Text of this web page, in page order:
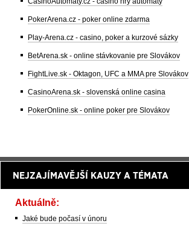
PokerArena.cz - poker online zdarma
Play-Arena.cz - casino, poker a kurzové sázky
BetArena.sk - online stávkovanie pre Slovákov
FightLive.sk - Oktagon, UFC a MMA pre Slovákov
CasinoArena.sk - slovenská online casina
PokerOnline.sk - online poker pre Slovákov
NEJZAJÍMAVĚJŠÍ KAUZY A TÉMATA
Aktuálně:
Jaké bude počasí v únoru